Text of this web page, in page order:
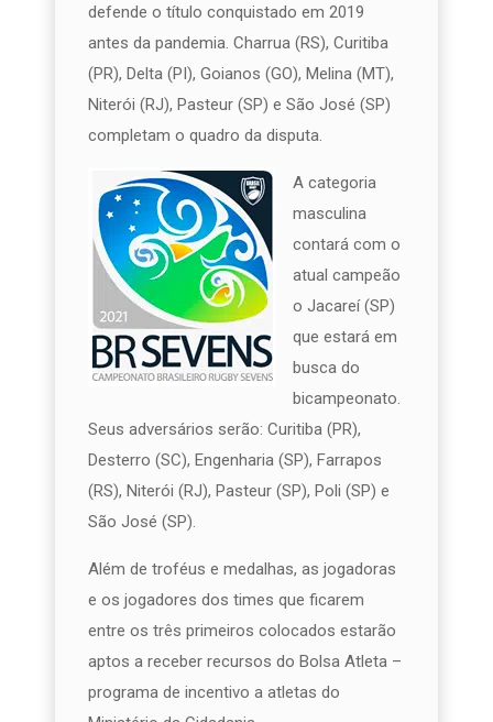
defende o título conquistado em 2019
antes da pandemia. Charrua (RS), Curitiba
(PR), Delta (PI), Goianos (GO), Melina (MT),
Niterói (RJ), Pasteur (SP) e São José (SP)
completam o quadro da disputa.
A categoria
masculina
contará com o
atual campeão
o Jacareí (SP)
que estará em
busca do
bicampeonato.
Seus adversários serão: Curitiba (PR),
Desterro (SC), Engenharia (SP), Farrapos
(RS), Niterói (RJ), Pasteur (SP), Poli (SP) e
São José (SP).
Além de troféus e medalhas, as jogadoras
e os jogadores dos times que ficarem
entre os três primeiros colocados estarão
aptos a receber recursos do Bolsa Atleta –
programa de incentivo a atletas do